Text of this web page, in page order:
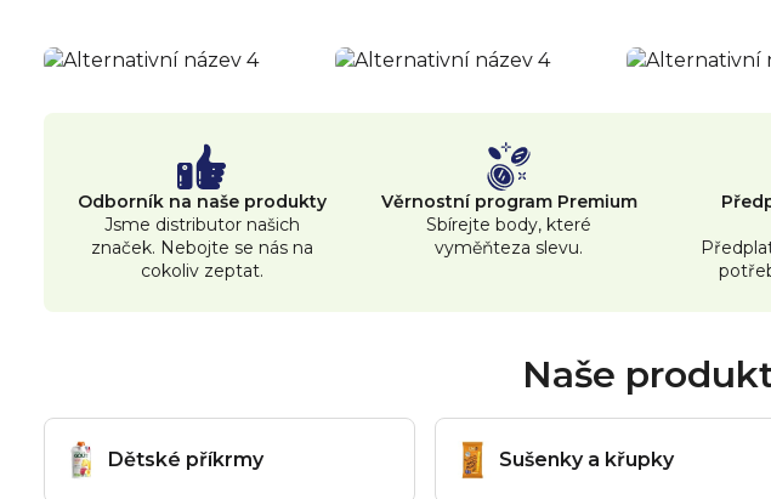
Odborník na naše produkty
Jsme distributor našich
značek. Nebojte se nás na
cokoliv zeptat.
Věrnostní program Premium
Sbírejte body, které
vyměňteza slevu.
Naše
Dětské příkrmy Sušenky a křupky